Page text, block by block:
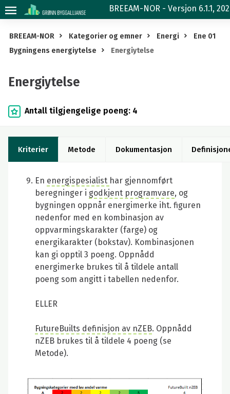
Energiytelse BREEAM-NOR - Versjon 6.1.1,
BREEAM-NOR Kategorier og emner Energi
Ene 01
Bygningens energiytelse
Energiytelse
Energiytelse
Antall tilgjengelige poeng: 4
Kriterier Metode Dokumentasjon
En energispesialist har gjennomført
beregninger i godkjent programvare, og
bygningen oppnår energimerke iht. figuren
nedenfor med en kombinasjon av
oppvarmingskarakter (farge) og
energikarakter (bokstav). Kombinasjonen
kan gi opptil 3 poeng. Oppnådd
energimerke brukes til å tildele antall
poeng som angitt i tabellen nedenfor.
ELLER
FutureBuilts definisjon av nZEB. Oppnådd
nZEB brukes til å tildele 4 poeng (se
Metode).